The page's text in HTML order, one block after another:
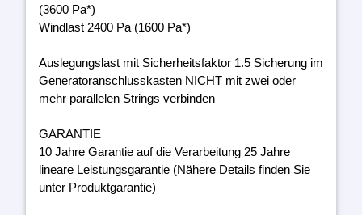
(3600 Pa*)
Windlast 2400 Pa (1600 Pa*)
Auslegungslast mit Sicherheitsfaktor 1.5 Sicherung im
Generatoranschlusskasten NICHT mit zwei oder
mehr parallelen Strings verbinden
GARANTIE
10 Jahre Garantie auf die Verarbeitung 25 Jahre
lineare Leistungsgarantie (Nähere Details finden Sie
unter Produktgarantie)